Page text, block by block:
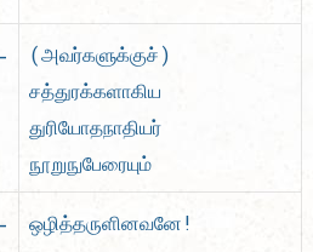
(அவர்களுக்குச்)
சத்துரக்களாகிய
துரியோதநாதியர்
நூறுநுபேரையும்
ஒழித்தருளினவனே!